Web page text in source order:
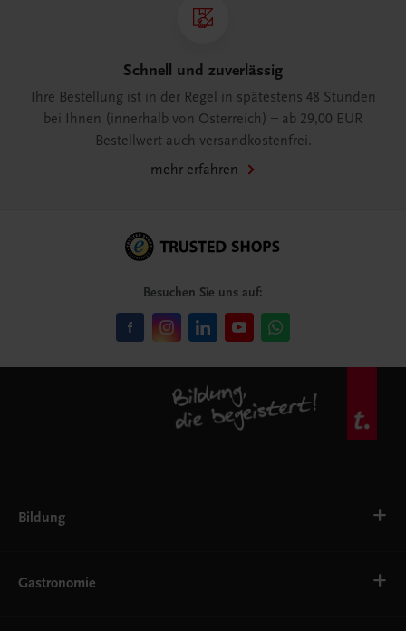
Schnell und zuverlässig
Ihre Bestellung ist in der Regel in spätestens 48 Stunden
bei Ihnen (innerhalb von Österreich) – ab 29,00 EUR
Bestellwert auch versandkostenfrei.
mehr erfahren
Besuchen Sie uns auf:
Bildung
Ernährung
Gastronomie